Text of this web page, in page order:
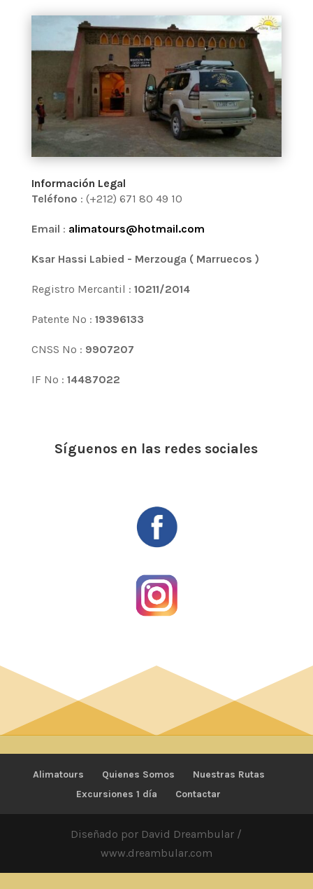
Información Legal
Teléfono : (+212) 671 80 49 10
Email : alimatours@hotmail.com
Ksar Hassi Labied - Merzouga ( Marruecos )
Registro Mercantil : 10211/2014
Patente Nº : 19396133
CNSS Nº : 9907207
IF Nº : 14487022
Síguenos en las redes sociales
Alimatours Quienes Somos
Nuestras Rutas
Excursiones 1 día
Contactar
Diseñado por David Dreambular /
www.dreambular.com